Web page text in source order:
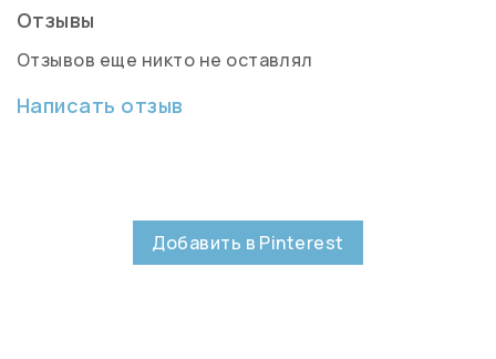
Отзывы
Отзывов еще никто не оставлял
Написать отзыв
Добавить в Pinterest